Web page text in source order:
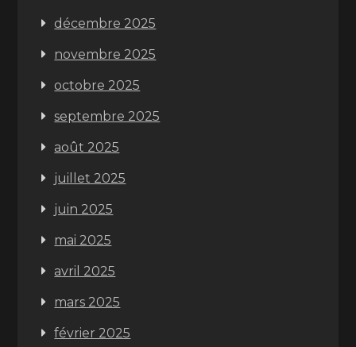
décembre 2025
novembre 2025
octobre 2025
septembre 2025
août 2025
juillet 2025
juin 2025
mai 2025
avril 2025
mars 2025
février 2025